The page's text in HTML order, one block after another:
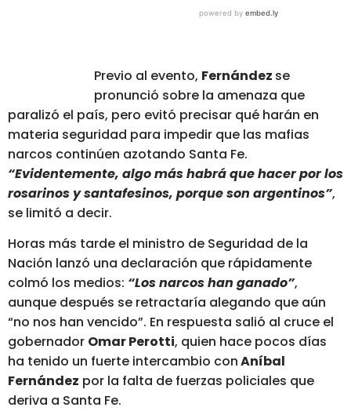
Previo al evento, Fernández se
pronunció sobre la amenaza que
paralizó el país, pero evitó precisar qué harán en
materia seguridad para impedir que las mafias
narcos continúen azotando Santa Fe.
“Evidentemente, algo más habrá que hacer por los
rosarinos y santafesinos, porque son argentinos”,
se limitó a decir.
Horas más tarde el ministro de Seguridad de la
Nación lanzó una declaración que rápidamente
colmó los medios: “Los narcos han ganado”,
aunque después se retractaría alegando que aún
“no nos han vencido”. En respuesta salió al cruce el
gobernador Omar Perotti, quien hace pocos días
ha tenido un fuerte intercambio conAníbal
Fernández por la falta de fuerzas policiales que
deriva a Santa Fe.